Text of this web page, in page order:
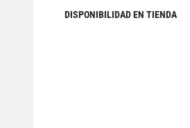
DISPONIBILIDAD EN TIENDA